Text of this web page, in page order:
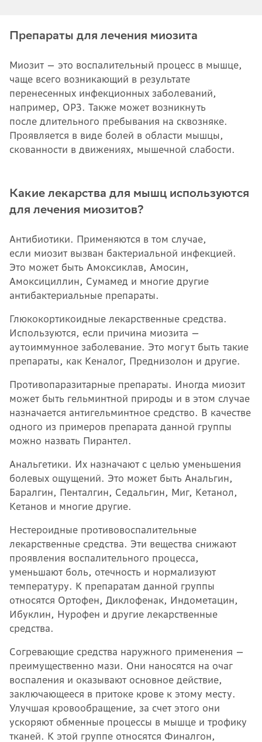
Препараты для лечения миозита
Миозит — это воспалительный процесс в мышце,
чаще всего возникающий в результате
перенесенных инфекционных заболеваний,
например, ОРЗ. Также может возникнуть
после длительного пребывания на сквозняке.
Проявляется в виде болей в области мышцы,
скованности в движениях, мышечной слабости.
Какие лекарства для мышц используются
для лечения миозитов?
Антибиотики. Применяются в том случае,
если миозит вызван бактериальной инфекцией.
Это может быть Амоксиклав, Амосин,
Амоксициллин, Сумамед и многие другие
антибактериальные препараты.
Глюкокортикоидные лекарственные средства.
Используются, если причина миозита —
аутоиммунное заболевание. Это могут быть такие
препараты, как Кеналог, Преднизолон и другие.
Противопаразитарные препараты. Иногда миозит
может быть гельминтной природы и в этом случае
назначается антигельминтное средство. В качестве
одного из примеров препарата данной группы
можно назвать Пирантел.
Анальгетики. Их назначают с целью уменьшения
болевых ощущений. Это может быть Анальгин,
Баралгин, Пенталгин, Седальгин, Миг, Кетанол,
Кетанов и многие другие.
Нестероидные противовоспалительные
лекарственные средства. Эти вещества снижают
проявления воспалительного процесса,
уменьшают боль, отечность и нормализуют
температуру. К препаратам данной группы
относятся Ортофен, Диклофенак, Индометацин,
Ибуклин, Нурофен и другие лекарственные
средства.
Согревающие средства наружного применения —
преимущественно мази. Они наносятся на очаг
воспаления и оказывают основное действие,
заключающееся в притоке крове к этому месту.
Улучшая кровообращение, за счет этого они
ускоряют обменные процессы в мышце и трофику
тканей. К этой группе относятся Финалгон,